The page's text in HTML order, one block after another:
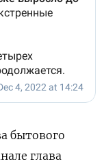
бытового
глава